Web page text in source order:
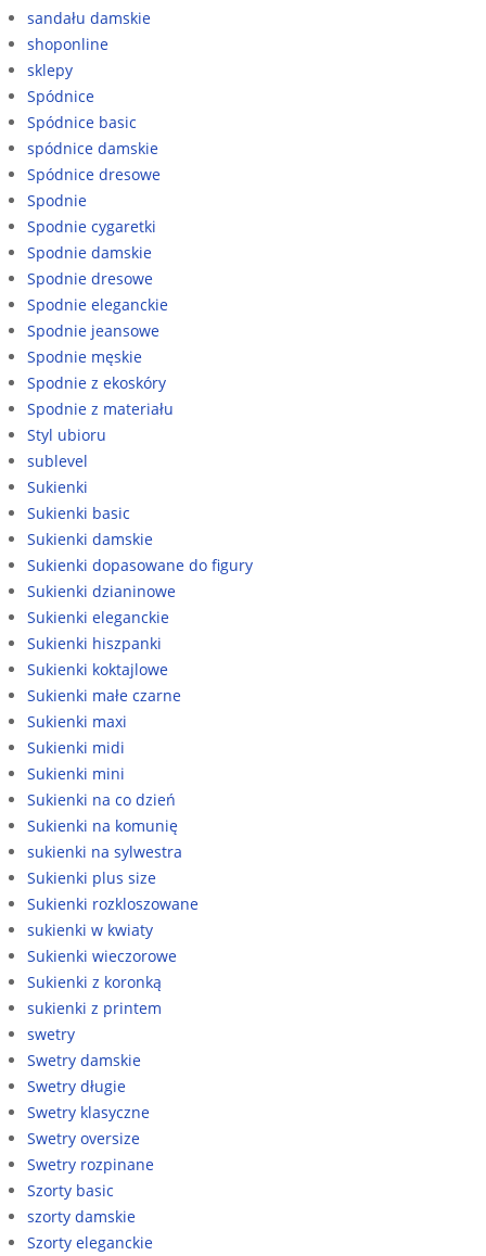
sandału damskie
shoponline
sklepy
Spódnice
Spódnice basic
spódnice damskie
Spódnice dresowe
Spodnie
Spodnie cygaretki
Spodnie damskie
Spodnie dresowe
Spodnie eleganckie
Spodnie jeansowe
Spodnie męskie
Spodnie z ekoskóry
Spodnie z materiału
Styl ubioru
sublevel
Sukienki
Sukienki basic
Sukienki damskie
Sukienki dopasowane do figury
Sukienki dzianinowe
Sukienki eleganckie
Sukienki hiszpanki
Sukienki koktajlowe
Sukienki małe czarne
Sukienki maxi
Sukienki midi
Sukienki mini
Sukienki na co dzień
Sukienki na komunię
sukienki na sylwestra
Sukienki plus size
Sukienki rozkloszowane
sukienki w kwiaty
Sukienki wieczorowe
Sukienki z koronką
sukienki z printem
swetry
Swetry damskie
Swetry długie
Swetry klasyczne
Swetry oversize
Swetry rozpinane
Szorty basic
szorty damskie
Szorty eleganckie